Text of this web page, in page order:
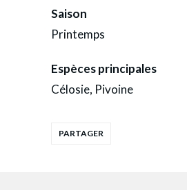
Saison
Printemps
Espèces principales
Célosie, Pivoine